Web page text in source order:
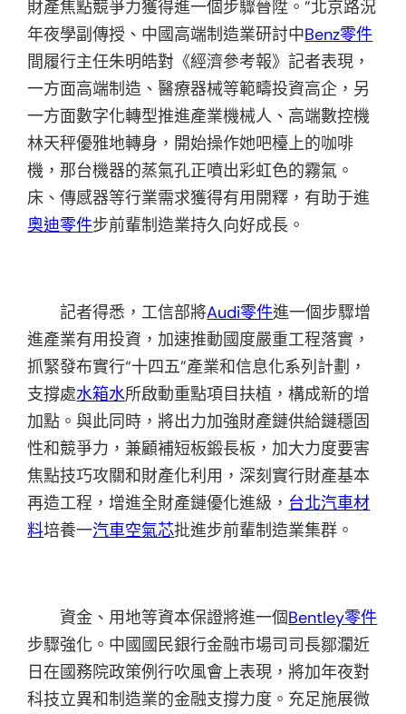
財產焦點競爭力獲得進一個步驟晉陞。”北京路況
年夜學副傳授、中國高端制造業研討中Benz零件
間履行主任朱明皓對《經濟參考報》記者表現，
一方面高端制造、醫療器械等範疇投資高企，另
一方面數字化轉型推進產業機械人、高端數控機
林天秤優雅地轉身，開始操作她吧檯上的咖啡
機，那台機器的蒸氣孔正噴出彩虹色的霧氣。
床、傳感器等行業需求獲得有用開釋，有助于進
奧迪零件步前輩制造業持久向好成長。
記者得悉，工信部將Audi零件進一個步驟增
進產業有用投資，加速推動國度嚴重工程落實，
抓緊發布實行“十四五”產業和信息化系列計劃，
支撐處水箱水所啟動重點項目扶植，構成新的增
加點。與此同時，將出力加強財產鏈供給鏈穩固
性和競爭力，兼顧補短板鍛長板，加大力度要害
焦點技巧攻關和財產化利用，深刻實行財產基本
再造工程，增進全財產鏈優化進級， 台北汽車材
料培養一汽車空氣芯批進步前輩制造業集群。
資金、用地等資本保證將進一個Bentley零件
步驟強化。中國國民銀行金融市場司司長鄒瀾近
日在國務院政策例行吹風會上表現，將加年夜對
科技立異和制造業的金融支撐力度。充足施展微